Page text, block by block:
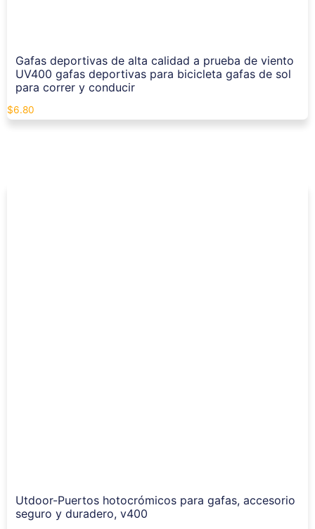
Gafas deportivas de alta calidad a prueba de viento
UV400 gafas deportivas para bicicleta gafas de sol
para correr y conducir
$6.80
Utdoor-Puertos hotocrómicos para gafas, accesorio
seguro y duradero, v400